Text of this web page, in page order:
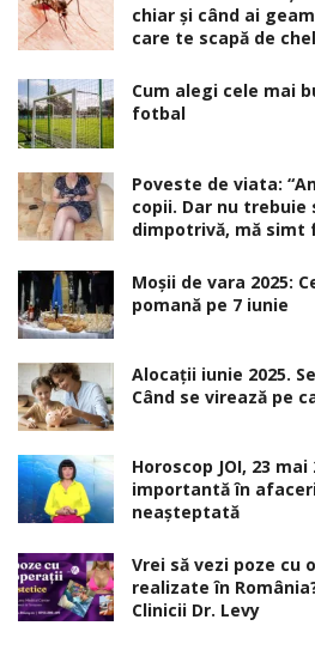
chiar și când ai
care te scapă de
Cum alegi cele mai
fotbal
Poveste de viata:
copii. Dar nu
dimpotrivă, mă
Moșii de vara 2025:
pomană pe 7 iunie
Alocaţii iunie 2025.
Când se virează pe
Horoscop JOI, 23 mai
importantă în
neaşteptată
Vrei să vezi poze cu
realizate în
Clinicii Dr. Levy